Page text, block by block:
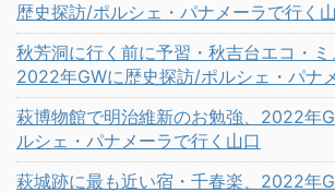
歴史探訪/ポルシェ・パナメーラで行く
秋芳洞に行く前に予習・秋吉台エコ・ミ
2022年GWに歴史探訪/ポルシェ・パナ
萩博物館で明治維新のお勉強、2022年
ルシェ・パナメーラで行く山口
萩城跡に最も近い宿・千春楽、2022年